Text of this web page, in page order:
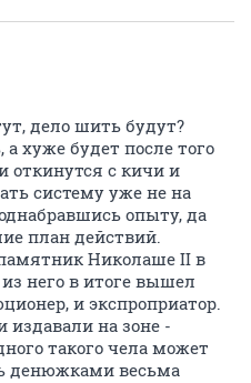
дело шить будут?
хуже будет после того
откинутся с кичи и
систему уже не на
опыту, да
план действий.
Николаше II в
него в итоге вышел
и экспроприатор.
издавали на зоне -
такого чела может
денюжками весьма